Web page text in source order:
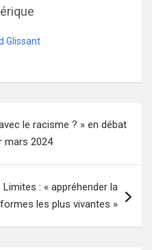
Glissant
le racisme ? » en débat
mars 2024
: « appréhender la
les plus vivantes »